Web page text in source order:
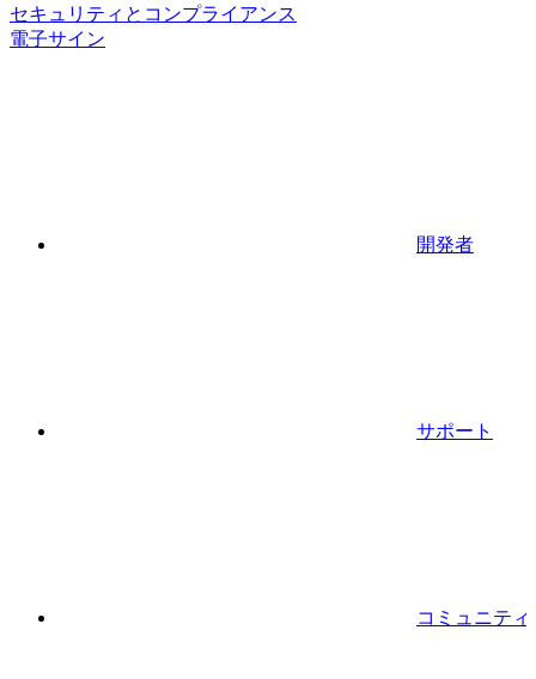
セキュリティとコンプライアンス
電子サイン
開発者
サポート
コミュニティ